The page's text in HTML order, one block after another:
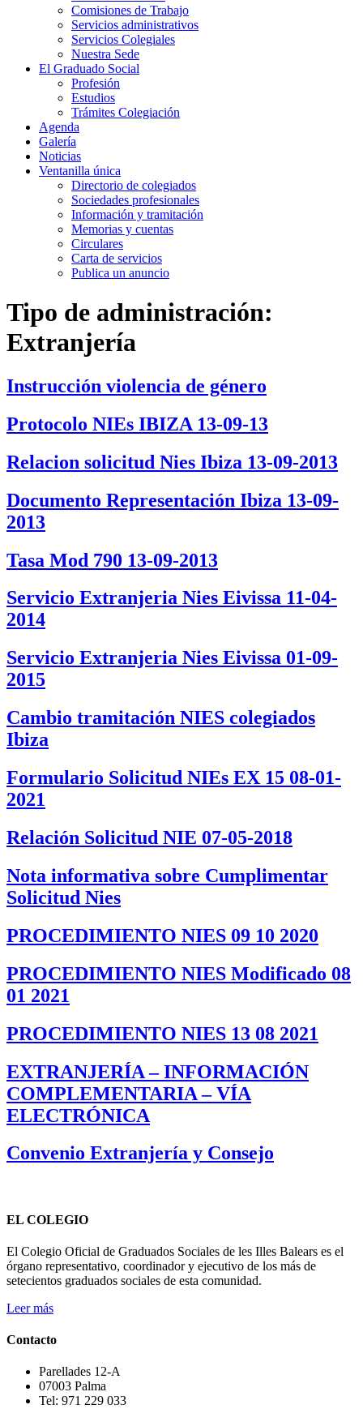
Comisiones de Trabajo
Servicios administrativos
Servicios Colegiales
Nuestra Sede
El Graduado Social
Profesión
Estudios
Trámites Colegiación
Agenda
Galería
Noticias
Ventanilla única
Directorio de colegiados
Sociedades profesionales
Información y tramitación
Memorias y cuentas
Circulares
Carta de servicios
Publica un anuncio
Tipo de administración:
Extranjería
Instrucción violencia de género
Protocolo NIEs IBIZA 13-09-13
Relacion solicitud Nies Ibiza 13-09-2013
Documento Representación Ibiza 13-09-
2013
Tasa Mod 790 13-09-2013
Servicio Extranjeria Nies Eivissa 11-04-
2014
Servicio Extranjeria Nies Eivissa 01-09-
2015
Cambio tramitación NIES colegiados
Ibiza
Formulario Solicitud NIEs EX 15 08-01-
2021
Relación Solicitud NIE 07-05-2018
Nota informativa sobre Cumplimentar
Solicitud Nies
PROCEDIMIENTO NIES 09 10 2020
PROCEDIMIENTO NIES Modificado 08
01 2021
PROCEDIMIENTO NIES 13 08 2021
EXTRANJERÍA – INFORMACIÓN
COMPLEMENTARIA – VÍA
ELECTRÓNICA
Convenio Extranjería y Consejo
EL COLEGIO
El Colegio Oficial de Graduados Sociales de les Illes Balears es el
órgano representativo, coordinador y ejecutivo de los más de
setecientos graduados sociales de esta comunidad.
Leer más
Contacto
Parellades 12-A
07003 Palma
Tel: 971 229 033